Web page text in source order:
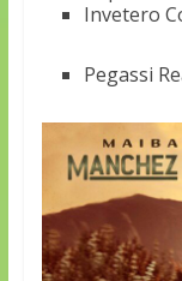
Invetero
Pegassi